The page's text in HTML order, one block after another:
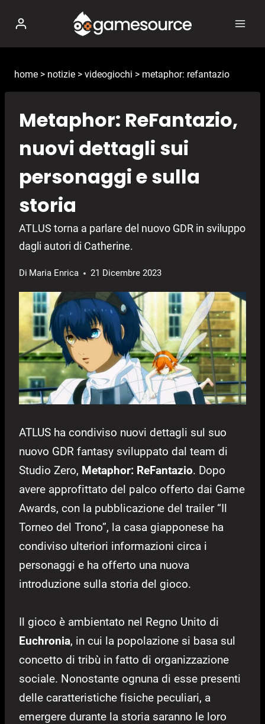
contenuto
home > notizie > videogiochi > metaphor: refantazio
Metaphor: ReFantazio,
nuovi dettagli sui
personaggi e sulla
storia
ATLUS torna a parlare del nuovo GDR in sviluppo
dagli autori di Catherine.
Di Maria Enrica 21 Dicembre 2023
ATLUS ha condiviso nuovi dettagli sul suo
nuovo GDR fantasy sviluppato dal team di
Studio Zero, Metaphor: ReFantazio. Dopo
avere approfittato del palco offerto dai Game
Awards, con la pubblicazione del trailer “Il
Torneo del Trono”, la casa giapponese ha
condiviso ulteriori informazioni circa i
personaggi e ha offerto una nuova
introduzione sulla storia del gioco.
Il gioco è ambientato nel Regno Unito di
Euchronia, in cui la popolazione si basa sul
concetto di tribù in fatto di organizzazione
sociale. Nonostante ognuna di esse presenti
delle caratteristiche fisiche peculiari, a
emergere durante la storia saranno le loro